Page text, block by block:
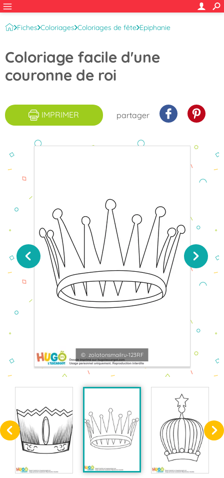
Fiches Coloriages Coloriages de fête Epiphanie
Coloriage facile d'une
couronne de roi
IMPRIMER partager
© zolotonsmailru-123RF